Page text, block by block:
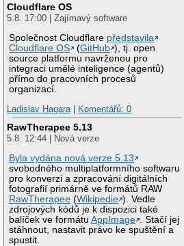
Cloudflare OS
5.8. 17:00 | Zajímavý software
Společnost Cloudflare představila
Cloudflare OS
(GitHub ), tj. open
source platformu navrženou pro
integraci umělé inteligence (agentů)
přímo do pracovních procesů
organizací.
Ladislav Hagara| Komentářů: 0
RawTherapee 5.13
5.8. 12:44 | Nová verze
Byla vydána nová verze 5.13
svobodného multiplatformního softwaru
pro konverzi a zpracování digitálních
fotografií primárně ve formátů RAW
RawTherapee (Wikipedie ). Vedle
zdrojových kódů je k dispozici také
balíček ve formátuAppImage
. Stačí jej
stáhnout, nastavit právo ke spuštění a
spustit.